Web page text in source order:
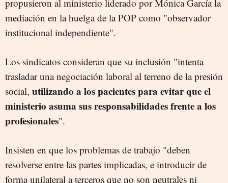
propusieron al ministerio liderado por Mónica García la
mediación en la huelga de la POP como "observador
institucional independiente".
Los sindicatos consideran que su inclusión "intenta
trasladar una negociación laboral al terreno de la presión
social, utilizando a los pacientes para evitar que el
ministerio asuma sus responsabilidades frente a los
profesionales".
Insisten en que los problemas de trabajo "deben
resolverse entre las partes implicadas, e introducir de
forma unilateral a terceros que no son neutrales ni